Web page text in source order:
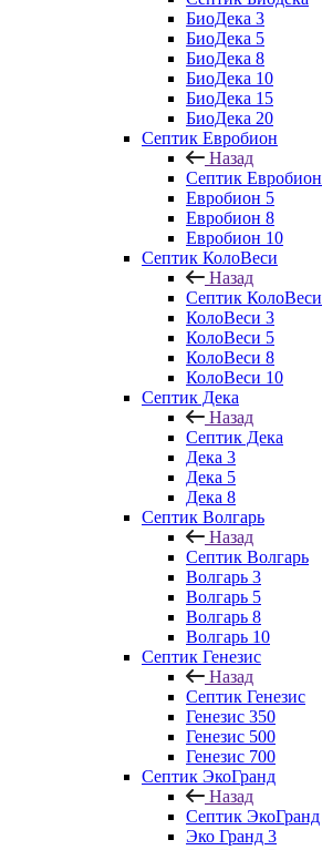
БиоДека 3
БиоДека 5
БиоДека 8
БиоДека 10
БиоДека 15
БиоДека 20
Септик Евробион
Назад
Септик Евробион
Евробион 5
Евробион 8
Евробион 10
Септик КолоВеси
Назад
Септик КолоВеси
КолоВеси 3
КолоВеси 5
КолоВеси 8
КолоВеси 10
Септик Дека
Назад
Септик Дека
Дека 3
Дека 5
Дека 8
Септик Волгарь
Назад
Септик Волгарь
Волгарь 3
Волгарь 5
Волгарь 8
Волгарь 10
Септик Генезис
Назад
Септик Генезис
Генезис 350
Генезис 500
Генезис 700
Септик ЭкоГранд
Назад
Септик ЭкоГранд
Эко Гранд 3